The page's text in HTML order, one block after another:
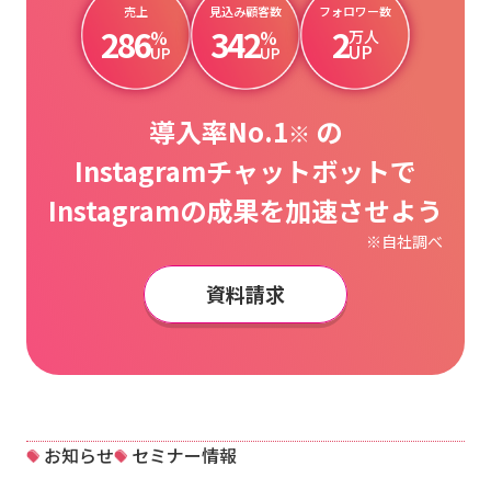
売上
286%
UP
見込み顧客数
342%
UP
フォロワー数
2万人
UP
導入率No.1※ の
Instagramチャットボットで
Instagramの成果を加速させよう
※自社調べ
資料請求
お知らせ
セミナー情報